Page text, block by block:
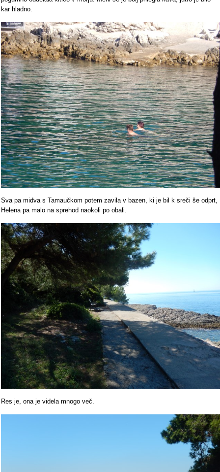
kar hladno.
Sva pa midva s Tamaučkom potem zavila v bazen, ki je bil k sreči še odprt,
Helena pa malo na sprehod naokoli po obali.
Res je, ona je videla mnogo več.